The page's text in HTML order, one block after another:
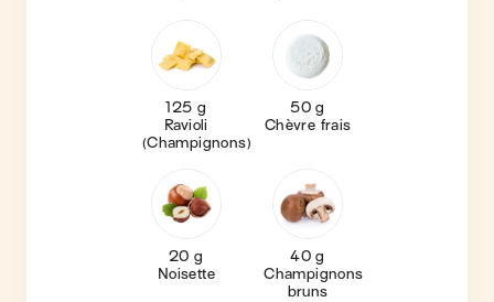
125 g
Ravioli
(Champignons)
50 g
Chèvre frais
20 g
Noisette
40 g
Champignons
bruns